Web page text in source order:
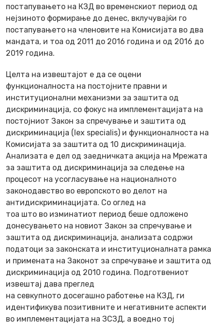
постапувањето на КЗД во временскиот период од
нејзиното формирање до денес, вклучувајќи го
постапувањето на членовите на Комисијата во два
мандатa, и тоа од 2011 до 2016 година и од 2016 до
2019 година.
Целта на извештајот е да се оцени
функционалноста на постојните правни и
институционални механизми за заштита од
дискриминација, со фокус на имплементацијата на
постојниот Закон за спречување и заштита од
дискриминација (lex specialis) и функционалноста на
Комисијата за заштита од 10 дискриминација.
Анализата е дел од заедничката акција на Мрежата
за заштита од дискриминација за следење на
процесот на усогласување на националното
законодавство во европското во делот на
антидискриминацијата. Со оглед на
тоа што во изминатиот период беше одложено
донесувањето на новиот Закон за спречување и
заштита од дискриминација, анализата содржи
податоци за законската и институционалната рамка
и примената на Законот за спречување и заштита од
дискриминација од 2010 година. Подготвениот
извештај дава преглед
на севкупното досегашно работење на КЗД, ги
идентификува позитивните и негативните аспекти
во имплементацијата на ЗСЗД, а воедно тој